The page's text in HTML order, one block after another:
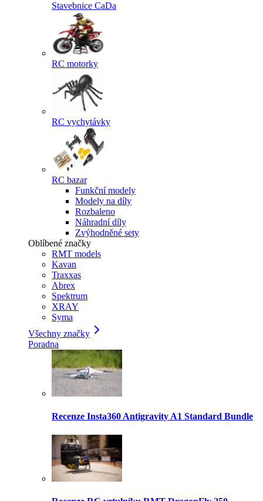
Stavebnice CaDa
RC motorky
RC vychytávky
RC bazar
Funkční modely
Modely na díly
Rozbaleno
Náhradní díly
Zvýhodněné sety
Oblíbené značky
RMT models
Kavan
Traxxas
Abrex
Spektrum
XRAY
Syma
Všechny značky
Poradna
Recenze Insta360 Antigravity A1 Standard Bundle